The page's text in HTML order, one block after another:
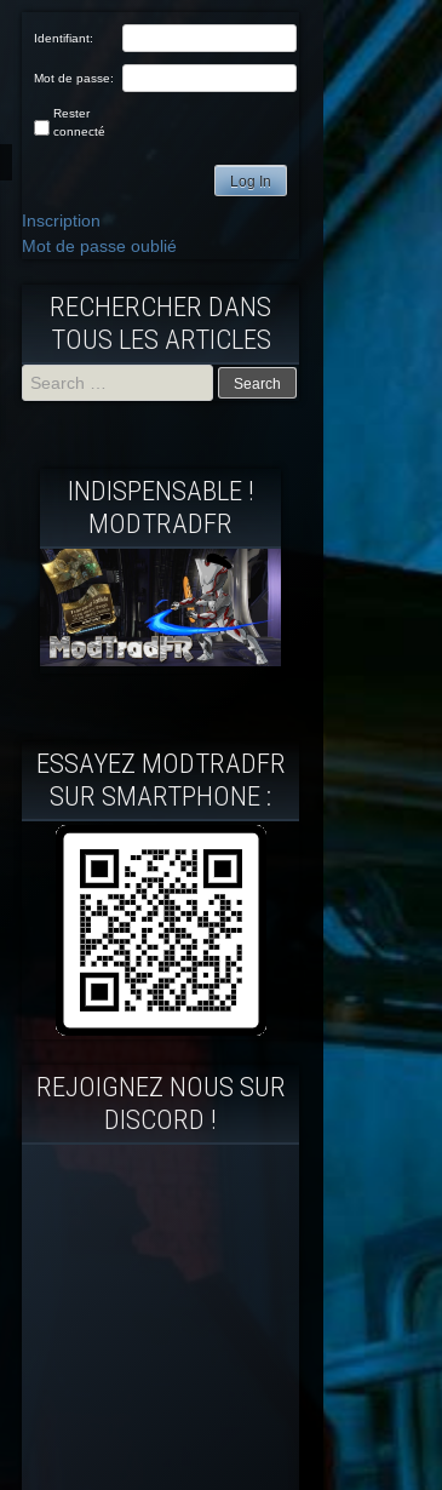
Identifiant:
Mot de passe:
Rester
connecté
Log In
Inscription
Mot de passe oublié
RECHERCHER DANS
TOUS LES ARTICLES
INDISPENSABLE !
MODTRADFR
ESSAYEZ MODTRADFR
SUR SMARTPHONE :
REJOIGNEZ NOUS SUR
DISCORD !